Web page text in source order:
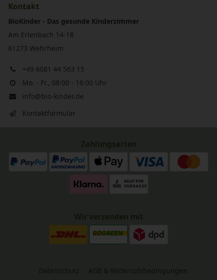
Kontakt
BioKinder - Das gesunde Kinderzimmer
Am Erlenbach 14-18
61273 Wehrheim
+49 6081 44 563 15
Mo. - Fr., 08:00 - 16:00 Uhr
info@bio-kinder.de
Kontaktformular
Zahlungsarten
Wir versenden mit